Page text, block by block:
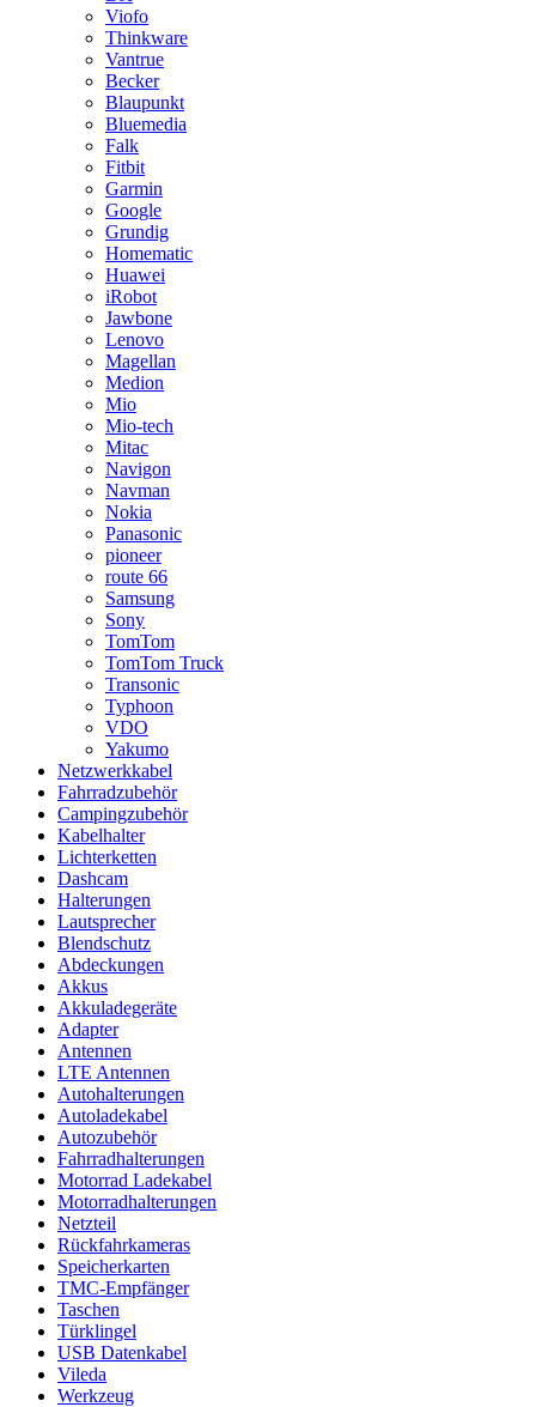
Viofo
Thinkware
Vantrue
Becker
Blaupunkt
Bluemedia
Falk
Fitbit
Garmin
Google
Grundig
Homematic
Huawei
iRobot
Jawbone
Lenovo
Magellan
Medion
Mio
Mio-tech
Mitac
Navigon
Navman
Nokia
Panasonic
pioneer
route 66
Samsung
Sony
TomTom
TomTom Truck
Transonic
Typhoon
VDO
Yakumo
Netzwerkkabel
Fahrradzubehör
Campingzubehör
Kabelhalter
Lichterketten
Dashcam
Halterungen
Lautsprecher
Blendschutz
Abdeckungen
Akkus
Akkuladegeräte
Adapter
Antennen
LTE Antennen
Autohalterungen
Autoladekabel
Autozubehör
Fahrradhalterungen
Motorrad Ladekabel
Motorradhalterungen
Netzteil
Rückfahrkameras
Speicherkarten
TMC-Empfänger
Taschen
Türklingel
USB Datenkabel
Vileda
Werkzeug